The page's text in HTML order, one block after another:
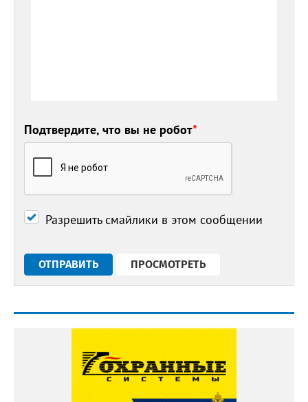
Подтвердите, что вы не робот*
Разрешить смайлики в этом сообщении